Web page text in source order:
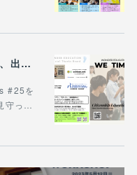
WONDER EDUCATIONの活動や、出張講座・講演のご案内をまとめた 『WE Times #25』を公開しました！
#25を
守っ…